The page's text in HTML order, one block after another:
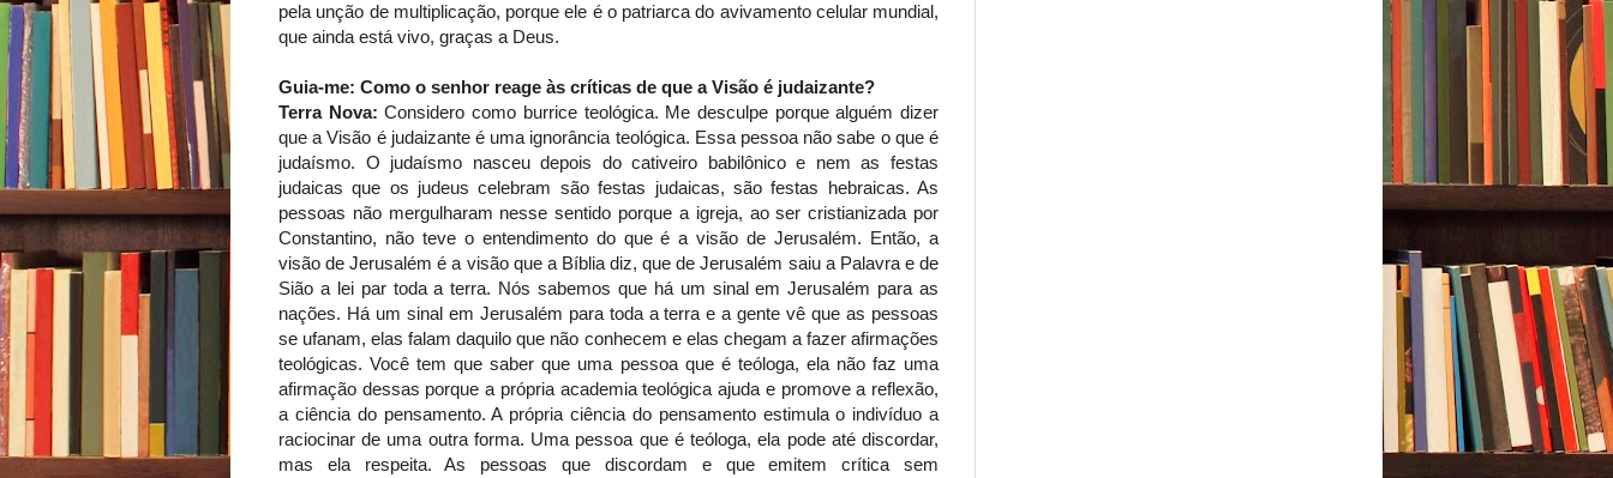
pela unção de multiplicação, porque ele é o patriarca do avivamento celular mundial,
que ainda está vivo, graças a Deus.
Guia-me: Como o senhor reage às críticas de que a Visão é judaizante?
Terra Nova: Considero como burrice teológica. Me desculpe porque alguém dizer
que a Visão é judaizante é uma ignorância teológica. Essa pessoa não sabe o que é
judaísmo. O judaísmo nasceu depois do cativeiro babilônico e nem as festas
judaicas que os judeus celebram são festas judaicas, são festas hebraicas. As
pessoas não mergulharam nesse sentido porque a igreja, ao ser cristianizada por
Constantino, não teve o entendimento do que é a visão de Jerusalém. Então, a
visão de Jerusalém é a visão que a Bíblia diz, que de Jerusalém saiu a Palavra e de
Sião a lei par toda a terra. Nós sabemos que há um sinal em Jerusalém para as
nações. Há um sinal em Jerusalém para toda a terra e a gente vê que as pessoas
se ufanam, elas falam daquilo que não conhecem e elas chegam a fazer afirmações
teológicas. Você tem que saber que uma pessoa que é teóloga, ela não faz uma
afirmação dessas porque a própria academia teológica ajuda e promove a reflexão,
a ciência do pensamento. A própria ciência do pensamento estimula o indivíduo a
raciocinar de uma outra forma. Uma pessoa que é teóloga, ela pode até discordar,
mas ela respeita. As pessoas que discordam e que emitem crítica sem